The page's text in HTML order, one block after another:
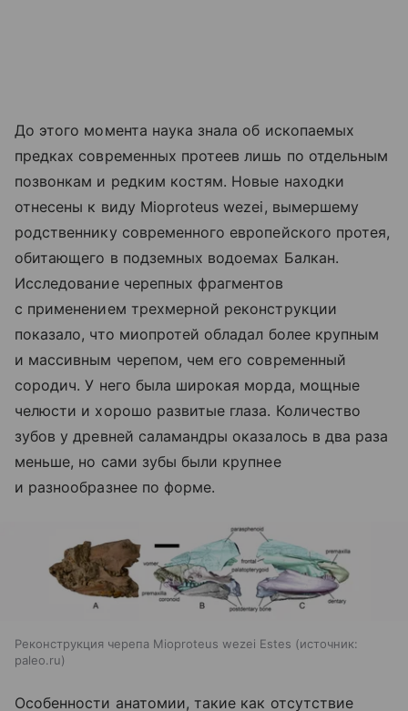
До этого момента наука знала об ископаемых
предках современных протеев лишь по отдельным
позвонкам и редким костям. Новые находки
отнесены к виду Mioproteus wezei, вымершему
родственнику современного европейского протея,
обитающего в подземных водоемах Балкан.
Исследование черепных фрагментов
с применением трехмерной реконструкции
показало, что миопротей обладал более крупным
и массивным черепом, чем его современный
сородич. У него была широкая морда, мощные
челюсти и хорошо развитые глаза. Количество
зубов у древней саламандры оказалось в два раза
меньше, но сами зубы были крупнее
и разнообразнее по форме.
Реконструкция черепа Mioproteus wezei Estes
источник:
paleo.ru
Особенности анатомии, такие как отсутствие